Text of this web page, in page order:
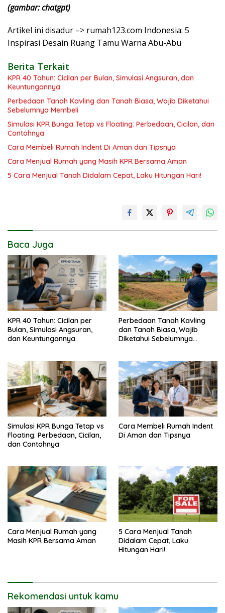
(gambar: chatgpt)
Artikel ini disadur –> rumah123.com Indonesia: 5
Inspirasi Desain Ruang Tamu Warna Abu-Abu
Berita Terkait
KPR 40 Tahun: Cicilan per Bulan, Simulasi Angsuran, dan
Keuntungannya
Perbedaan Tanah Kavling dan Tanah Biasa, Wajib Diketahui
Sebelumnya Membeli
Simulasi KPR Bunga Tetap vs Floating: Perbedaan, Cicilan, dan
Contohnya
Cara Membeli Rumah Indent Di Aman dan Tipsnya
Cara Menjual Rumah yang Masih KPR Bersama Aman
5 Cara Menjual Tanah Didalam Cepat, Laku Hitungan Hari!
Baca Juga
KPR 40 Tahun: Cicilan per
Bulan, Simulasi Angsuran,
dan Keuntungannya
Perbedaan Tanah Kavling
dan Tanah Biasa, Wajib
Diketahui Sebelumnya
Simulasi KPR Bunga Tetap vs
Floating: Perbedaan, Cicilan,
dan Contohnya
Cara Membeli Rumah Indent
Di Aman dan Tipsnya
Cara Menjual Rumah yang
Masih KPR Bersama Aman
5 Cara Menjual Tanah
Didalam Cepat, Laku
Hitungan Hari!
Rekomendasi untuk kamu